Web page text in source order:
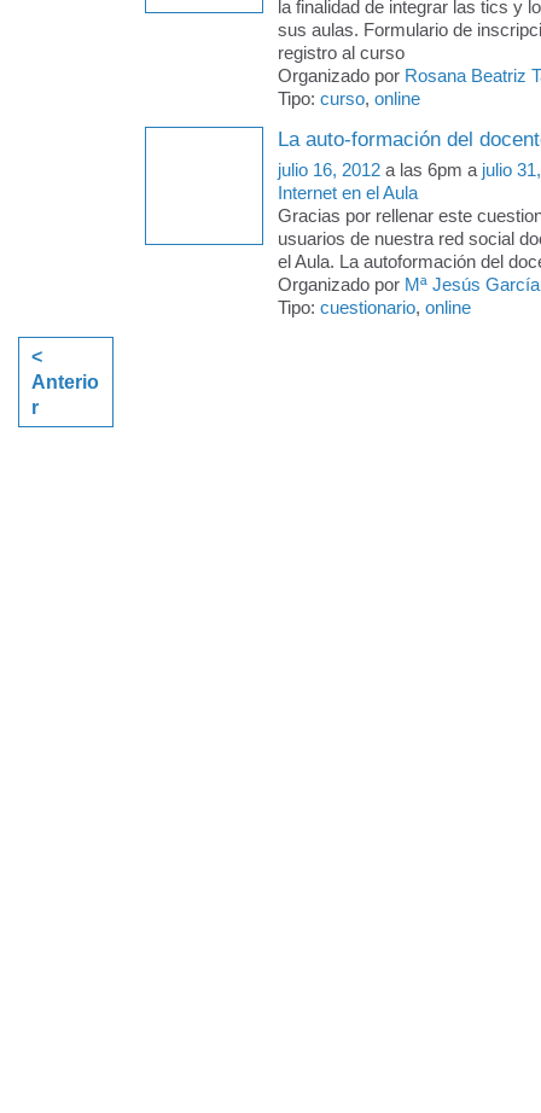
la finalidad de integrar las tics y
sus aulas. Formulario de
registro al curso
Organizado por Rosana Beatriz
Tipo: curso, online
La auto-formación del
julio 16, 2012 a las 6pm a julio
Internet en el Aula
Gracias por rellenar este
usuarios de nuestra red social
el Aula. La autoformación del
Organizado por Mª Jesús
Tipo: cuestionario, online
<
Anterio
r